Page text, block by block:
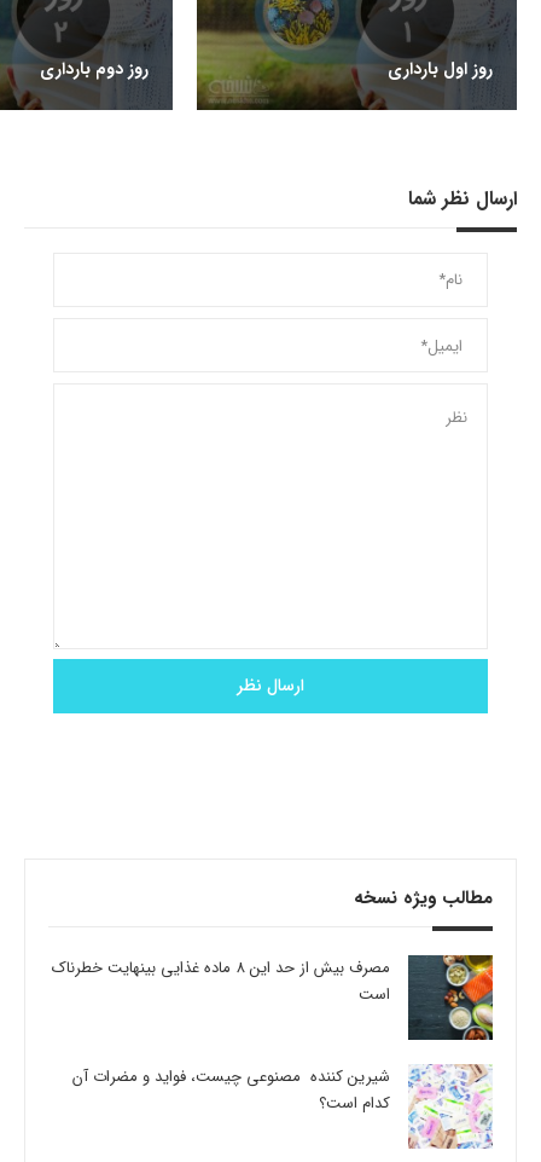
روز اول بارداری روز دوم بارداری
ارسال نظر شما
مطالب ویژه نسخه
مصرف بیش از حد این 8 ماده غذایی بینهایت خطرناک
است
شیرین کننده مصنوعی چیست، فواید و مضرات آن
کدام است؟